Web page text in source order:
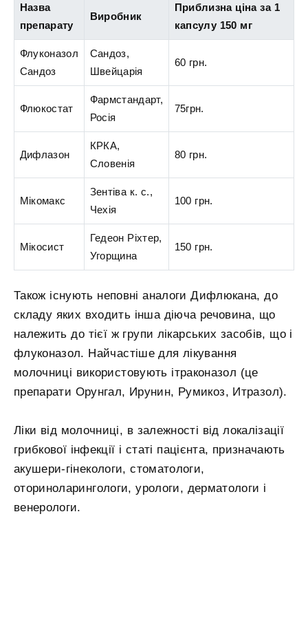
Назва
препарату
Виробник
Приблизна ціна за 1
капсулу 150 мг
Флуконазол
Сандоз
Сандоз,
Швейцарія
60 грн.
Флюкостат
Фармстандарт,
Росія
75грн.
Дифлазон
КРКА,
Словенія
80 грн.
Мікомакс
Зентіва к. с.,
Чехія
100 грн.
Мікосист
Гедеон Ріхтер,
Угорщина
150 грн.
Також існують неповні аналоги Дифлюкана, до
складу яких входить інша діюча речовина, що
належить до тієї ж групи лікарських засобів, що і
флуконазол. Найчастіше для лікування
молочниці використовують ітраконазол (це
препарати Орунгал, Ирунин, Румикоз, Итразол).
Ліки від молочниці, в залежності від локалізації
грибкової інфекції і статі пацієнта, призначають
акушери-гінекологи, стоматологи,
оториноларингологи, урологи, дерматологи і
венерологи.